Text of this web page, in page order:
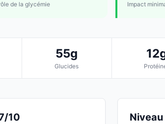
de la glycémie Impact
55g
Glucides
10